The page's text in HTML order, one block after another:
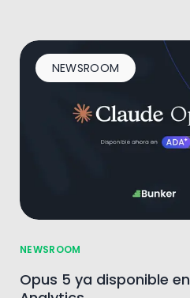
NEWSROOM
NEWSROOM
Opus 5 ya disponible